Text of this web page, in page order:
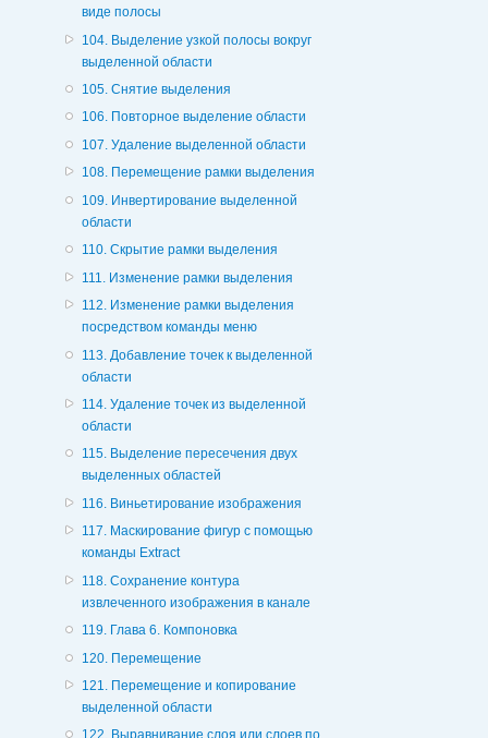
виде полосы
104. Выделение узкой полосы вокруг
выделенной области
105. Снятие выделения
106. Повторное выделение области
107. Удаление выделенной области
108. Перемещение рамки выделения
109. Инвертирование выделенной
области
110. Скрытие рамки выделения
111. Изменение рамки выделения
112. Изменение рамки выделения
посредством команды меню
113. Добавление точек к выделенной
области
114. Удаление точек из выделенной
области
115. Выделение пересечения двух
выделенных областей
116. Виньетирование изображения
117. Маскирование фигур с помощью
команды Extract
118. Сохранение контура
извлеченного изображения в канале
119. Глава 6. Компоновка
120. Перемещение
121. Перемещение и копирование
выделенной области